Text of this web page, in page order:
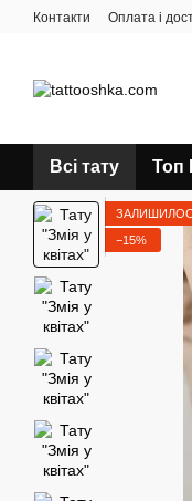
Перейти до основного
Контакти Оплата і
Всі тату Топ
−15%